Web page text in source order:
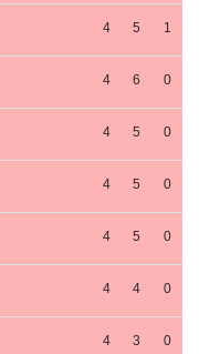
4 5 1
4 6 0
4 5 0
4 5 0
4 5 0
4 4 0
4 3 0